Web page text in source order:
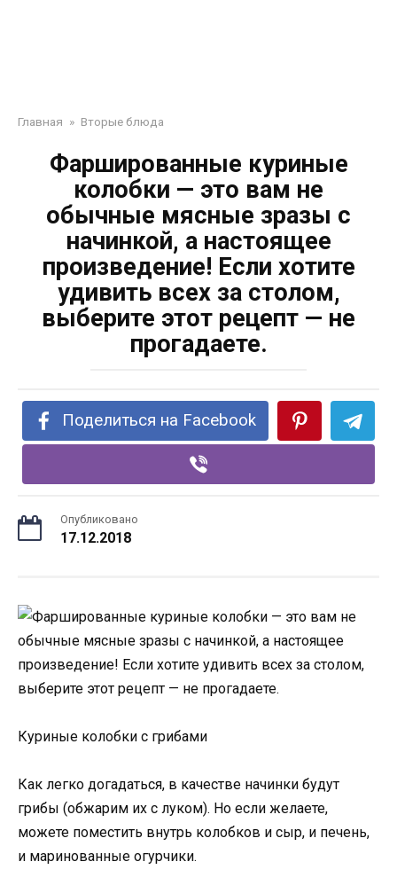
Главная » Вторые блюда
Фаршированные куриные
колобки — это вам не
обычные мясные зразы с
начинкой, а настоящее
произведение! Если хотите
удивить всех за столом,
выберите этот рецепт — не
прогадаете.
Поделиться на Facebook
Опубликовано
17.12.2018
Куриные колобки с грибами
Как легко догадаться, в качестве начинки будут
грибы (обжарим их с луком). Но если желаете,
можете поместить внутрь колобков и сыр, и печень,
и маринованные огурчики.